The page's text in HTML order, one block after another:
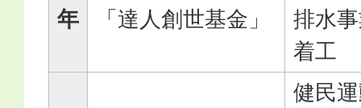
年
「達人創世基金」
排水
着工
健民